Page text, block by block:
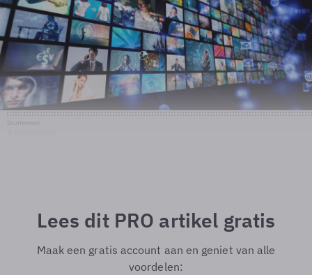
Lees dit PRO artikel gratis
Maak een gratis account aan en geniet van alle
voordelen: